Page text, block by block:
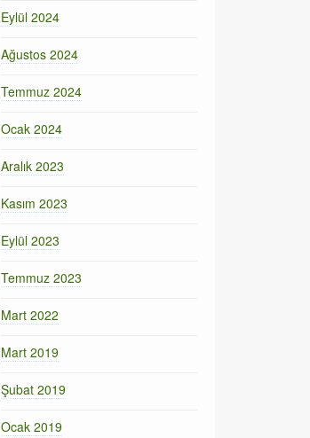
Eylül 2024
Ağustos 2024
Temmuz 2024
Ocak 2024
Aralık 2023
Kasım 2023
Eylül 2023
Temmuz 2023
Mart 2022
Mart 2019
Şubat 2019
Ocak 2019